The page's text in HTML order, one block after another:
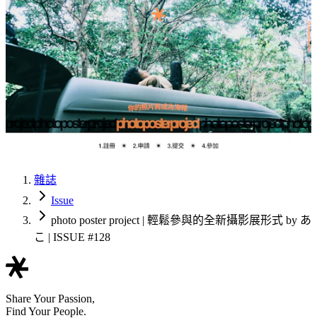
雜誌
Issue
photo poster project | 輕鬆參與的全新攝影展形式 by あ
こ | ISSUE #128
Share Your Passion,
Find Your People.